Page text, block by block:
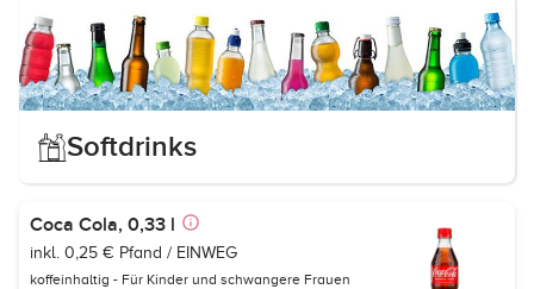
Softdrinks
Coca Cola, 0,33 l
inkl. 0,25 € Pfand / EINWEG
koffeinhaltig - Für Kinder und schwangere Frauen